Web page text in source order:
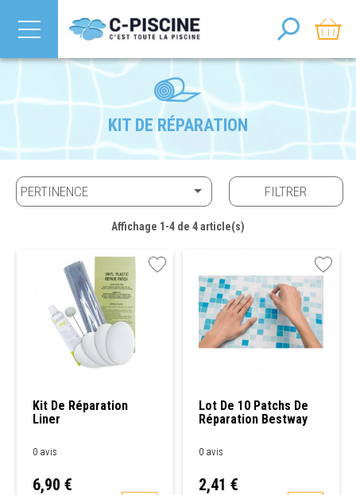
KIT DE RÉPARATION
PERTINENCE  FILTRER
Affichage 1-4 de 4 article(s)
Kit De Réparation
Liner
0 avis
Prix
6,90 €
Lot De 10 Patchs De
Réparation Bestway
0 avis
Prix
2,41 €